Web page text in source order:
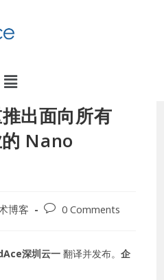
出面向所有
Nano
博客 0 Comments
深圳云一 翻译并发布。企